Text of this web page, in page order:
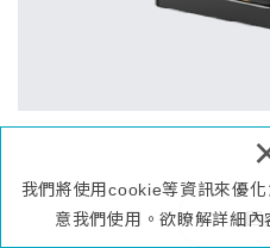
我們將使用cookie等資訊來優
意我們使用。欲瞭解詳細內
回